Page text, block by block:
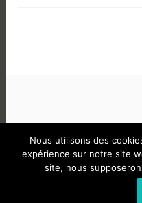
POLITIQUE
Nous utilisons des
expérience sur notre site
site, nous